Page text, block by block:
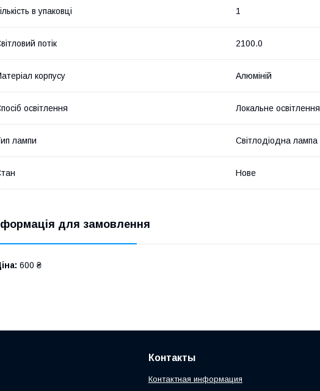
в упаковці 1
потік 2100.0
корпусу Алюміній
освітлення Локальне освітлення
лампи Світлодіодна лампа
Нове
для замовлення
600 ₴
Контакты
Контактная информация